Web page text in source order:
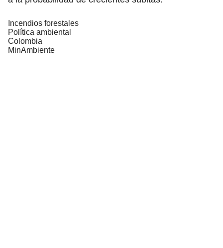
Incendios forestales
Política ambiental
Colombia
MinAmbiente